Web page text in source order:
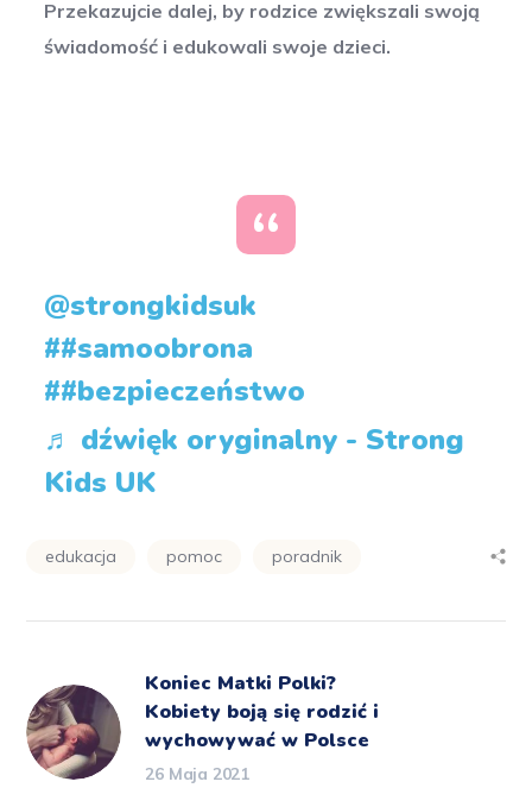
Przekazujcie dalej, by rodzice zwiększali swoją
świadomość i edukowali swoje dzieci.
@strongkidsuk
##samoobrona
##bezpieczeństwo
♬ dźwięk oryginalny - Strong
Kids UK
edukacja pomoc poradnik
Koniec Matki Polki?
Kobiety boją się rodzić i
wychowywać w Polsce
26 Maja 2021